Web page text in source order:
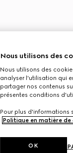
Nous utilisons des
Nous utilisons des
analyser l'utilisation qui
partager nos contenus
présentes conditions
Pour plus d'informations
Politique en matière de
OK